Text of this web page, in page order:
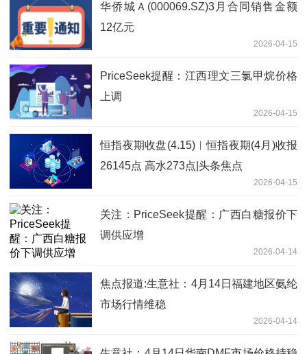
华侨城Ａ(000069.SZ)3月合同销售金额
12亿元
2026-04-15
PriceSeek提醒：江西理文三氯甲烷价格
上调
2026-04-15
恒指夜期收盘(4.15)︱恒指夜期(4月)收报
26145点 高水273点|头条焦点
2026-04-15
关注：PriceSeek提醒：广西白糖报价下
调供应增
2026-04-14
焦点报道:生意社：4月14日福建地区氨纶
市场行情维稳
2026-04-14